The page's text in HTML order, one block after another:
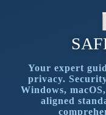
Your expert
privacy.
Windows,
aligned